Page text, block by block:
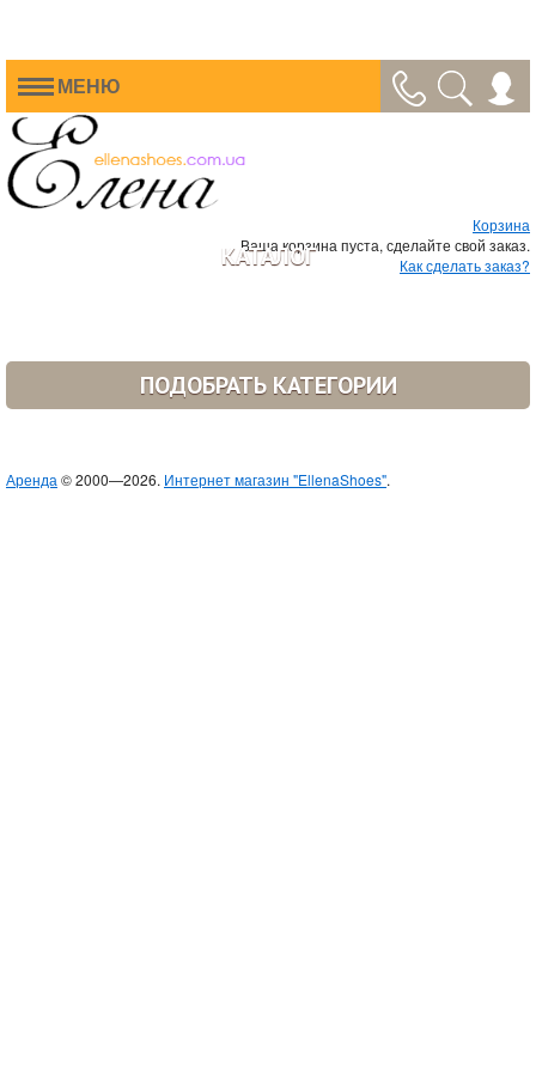
МЕНЮ
Корзина
Ваша корзина пуста, сделайте свой заказ.
Как сделать заказ?
КАТАЛОГ
ПОДОБРАТЬ КАТЕГОРИИ
Аренда © 2000—2026. Интернет магазин "EllenaShoes".